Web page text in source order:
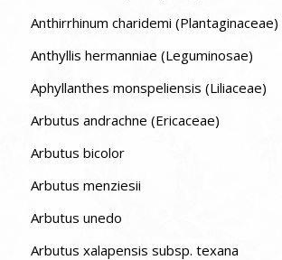
Anthirrhinum charidemi (Plantaginaceae)
Anthyllis hermanniae (Leguminosae)
Aphyllanthes monspeliensis (Liliaceae)
Arbutus andrachne (Ericaceae)
Arbutus bicolor
Arbutus menziesii
Arbutus unedo
Arbutus xalapensis subsp. texana